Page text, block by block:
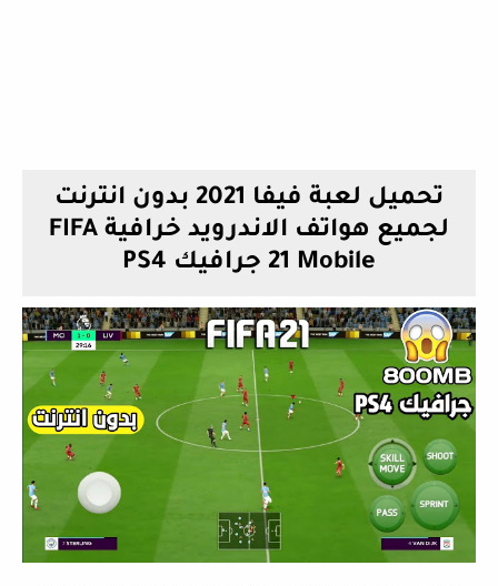
تحميل لعبة فيفا 2021 بدون انترنت
لجميع هواتف الاندرويد خرافية FIFA
21 Mobile جرافيك PS4